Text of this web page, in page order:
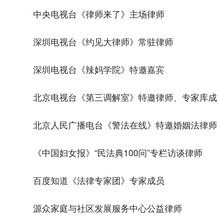
中央电视台《律师来了》主场律师
深圳电视台《约见大律师》常驻律师
深圳电视台《辣妈学院》特邀嘉宾
北京电视台《第三调解室》特邀律师、专家库
北京人民广播电台《警法在线》特邀婚姻法律师
《中国妇女报》“民法典100问”专栏访谈律师
百度知道《法律专家团》专家成员
源众家庭与社区发展服务中心公益律师